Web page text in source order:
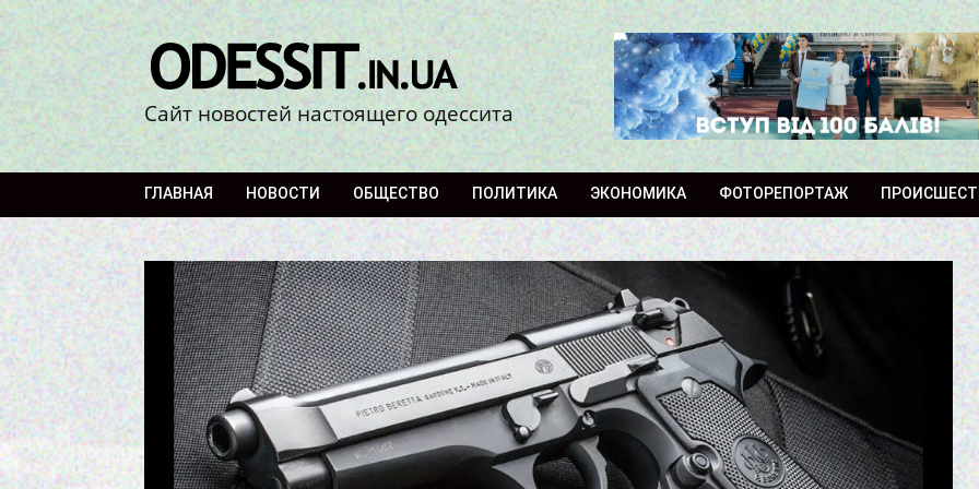
Сайт новостей настоящего одессита
ГЛАВНАЯ НОВОСТИ ОБЩЕСТВО ПОЛИТИКА ЭКОНОМИКА ФОТОРЕПОРТАЖ